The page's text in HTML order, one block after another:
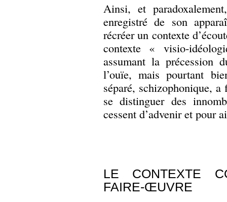
Ainsi, et
enregistré de son
récréer un contexte
contexte « visio-
assumant la précession
l’ouïe, mais pourtant
séparé, schizophonique, a
se distinguer des
cessent d’advenir et pour
LE CONTEXTE
FAIRE-ŒUVRE